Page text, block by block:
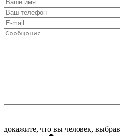
докажите, что вы человек, выбрав